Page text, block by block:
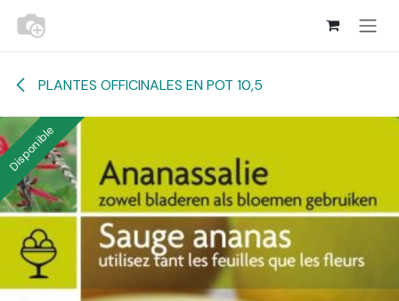
Se rendre au contenu
PLANTES OFFICINALES EN POT 10,5
Disponible